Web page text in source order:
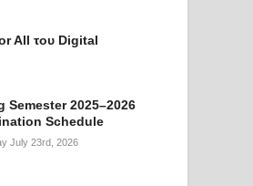
All του Digital
Semester 2025–2026
Schedule
July 23rd, 2026